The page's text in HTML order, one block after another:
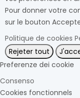
Pour donner votre
sur le bouton
Politique de cookies
Rejeter tout
Preferenze dei cookie
Consenso
Cookies fonctionnels